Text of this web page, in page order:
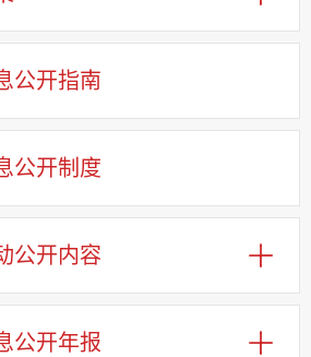
公开指南
公开制度
公开内容
公开年报